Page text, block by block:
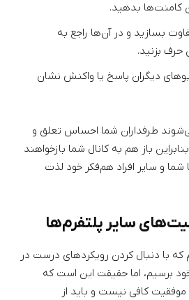
کامنت‌ها بدهید.
بسازید و در آن‌ها راجع به
حرف بزنید.
دیگران پاسخ یا واکنش نشان
طرفداران شما احساس تعلق و
باز هم به کانال شما بازخواهند
شما و سایر افراد هم‌فکر خود لذت
با دنبال کردن رویکردهای درست در
برسیم، اما حقیقت این است که
موفقیت کافی نیست و باید از